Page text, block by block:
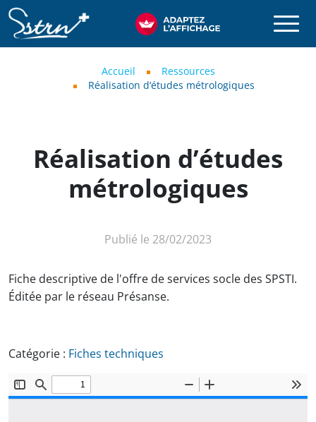
Aller au contenu principal
SSTRN
Accueil
Ressources
Réalisation d’études métrologiques
Réalisation d’études
métrologiques
Publié le 28/02/2023
Fiche descriptive de l'offre de services socle des SPSTI.
Éditée par le réseau Présanse.
Catégorie : Fiches techniques
Document